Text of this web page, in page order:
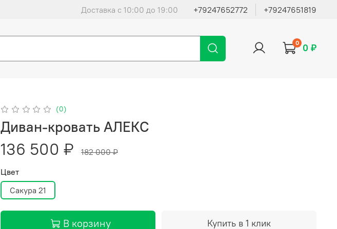
Доставка с 10:00 до 19:00 +79247652772 +79247651819
0 0 ₽
(0)
Диван-кровать АЛЕКС
136 500 ₽
182 000 ₽
Цвет
Сакура 21
В корзину Купить в 1 клик